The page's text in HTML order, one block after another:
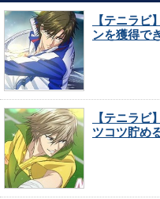
【テニラビ
ンを獲得で
【テニラビ
ツコツ貯め